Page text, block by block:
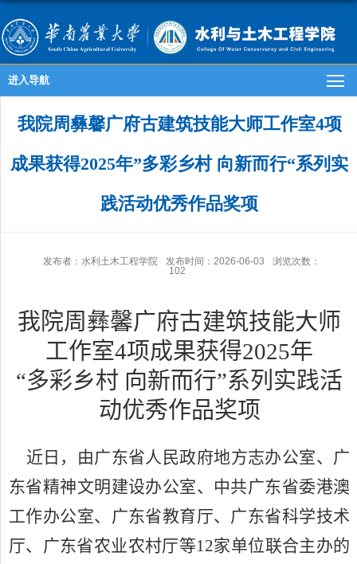
进入导航
我院周彝馨广府古建筑技能大师工作室4项
成果获得2025年”多彩乡村 向新而行“系列实
践活动优秀作品奖项
发布者：水利土木工程学院 发布时间：2026-06-03
浏览次数：
102
我院周彝馨广府古建筑技能大师
工作室4项成果获得2025年
“多彩乡村 向新而行”系列实践活
动优秀作品奖项
近日，由广东省人民政府地方志办公室、广
东省精神文明建设办公室、中共广东省委港澳
工作办公室、广东省教育厅、广东省科学技术
厅、广东省农业农村厅等12家单位联合主办的